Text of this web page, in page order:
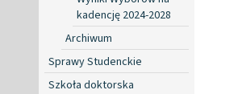
kadencję 2024-2028
Archiwum
Sprawy Studenckie
Szkoła doktorska